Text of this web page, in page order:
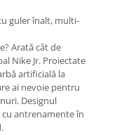
guler înalt, multi-
Arată cât de
Nike Jr. Proiectate
artificială la
ai nevoie pentru
Designul
antrenamente în